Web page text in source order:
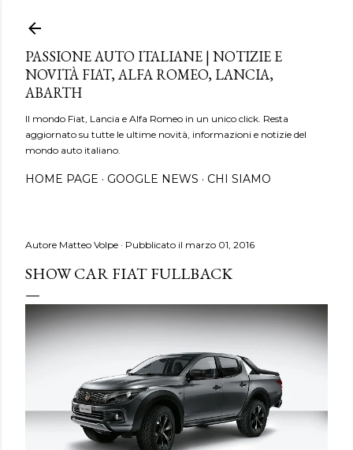
PASSIONE AUTO ITALIANE | NOTIZIE E
NOVITÀ FIAT, ALFA ROMEO, LANCIA,
ABARTH
Il mondo Fiat, Lancia e Alfa Romeo in un unico click. Resta
aggiornato su tutte le ultime novità, informazioni e notizie del
mondo auto italiano.
HOME PAGE GOOGLE NEWS CHI SIAMO
Autore Matteo Volpe Pubblicato il marzo 01, 2016
SHOW CAR FIAT FULLBACK